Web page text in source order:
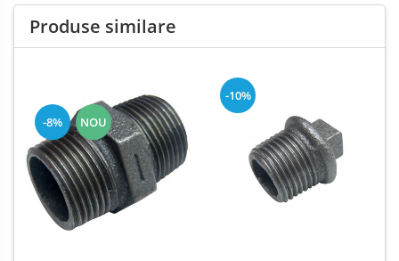
Produse similare
-8% NOU
-10%